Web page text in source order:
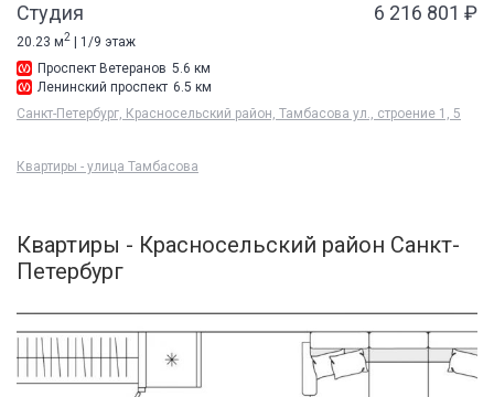
Студия 6 216 801 ₽
20.23 м2
| 1/9 этаж
Проспект Ветеранов 5.6 км
Ленинский проспект 6.5 км
Санкт-Петербург, Красносельский район, Тамбасова ул., строение 1, 5
Квартиры - улица Тамбасова
Квартиры - Красносельский район Санкт-
Петербург